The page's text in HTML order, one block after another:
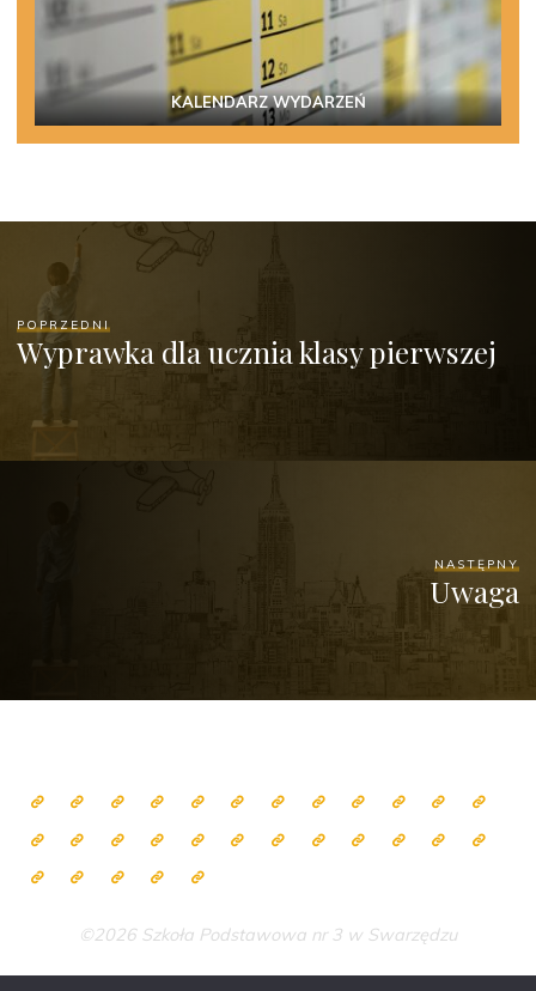
KALENDARZ WYDARZEŃ
POPRZEDNI
Wyprawka dla ucznia klasy pierwszej
NASTĘPNY
Uwaga
©2026 Szkoła Podstawowa nr 3 w Swarzędzu